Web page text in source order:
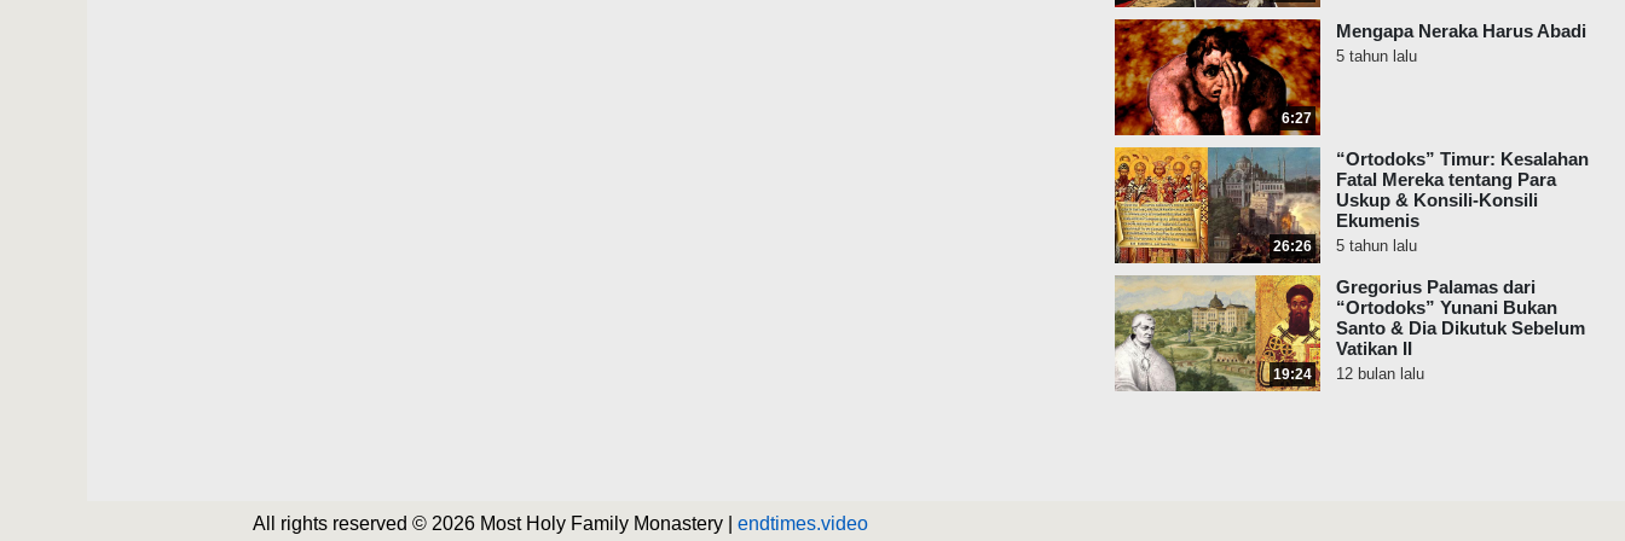
6:27
Mengapa Neraka Harus Abadi
5 tahun lalu
26:26
“Ortodoks” Timur: Kesalahan
Fatal Mereka tentang Para
Uskup & Konsili-Konsili
Ekumenis
5 tahun lalu
19:24
Gregorius Palamas dari
“Ortodoks” Yunani Bukan
Santo & Dia Dikutuk Sebelum
Vatikan II
12 bulan lalu
All rights reserved © 2026 Most Holy Family Monastery | endtimes.video